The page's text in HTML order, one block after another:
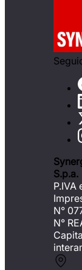
S.p.a.
P.IVA
N°
N°